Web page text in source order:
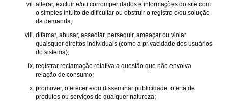
alterar, excluir e/ou corromper dados e informações do site com
o simples intuito de dificultar ou obstruir o registro e/ou solução
da demanda;
difamar, abusar, assediar, perseguir, ameaçar ou violar
quaisquer direitos individuais (como a privacidade dos usuários
do sistema);
registrar reclamação relativa a questão que não envolva
relação de consumo;
promover, oferecer e/ou disseminar publicidade, oferta de
produtos ou serviços de qualquer natureza;